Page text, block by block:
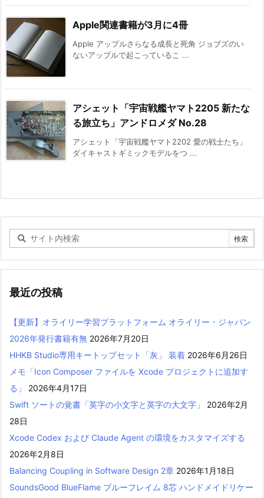
Apple関連書籍が3月に4冊
Apple アップルさらなる成長と死角 ジョブズのい
ないアップルで起こっているこ ...
アシェット「宇宙戦艦ヤマト2205 新たな
る旅立ち」アンドロメダ No.28
アシェット「宇宙戦艦ヤマト2202 愛の戦士たち」
ダイキャストギミックモデルをつ ...
最近の投稿
【更新】オライリー学習プラットフォーム オライリー・ジャパン
2026年発行書籍有無 2026年7月20日
HHKB Studio専用キートップセット「灰」 装着 2026年6月26日
メモ「Icon Composer ファイルを Xcode プロジェクトに追加す
る」
2026年4月17日
Swift ソートの覚書「英字の小文字と英字の大文字」
2026年2月
28日
Xcode Codex および Claude Agent の環境をカスタマイズする
2026年2月8日
Balancing Coupling in Software Design 2章 2026年1月18日
SoundsGood BlueFlame ブルーフレイム 8芯 ハンドメイドリケー